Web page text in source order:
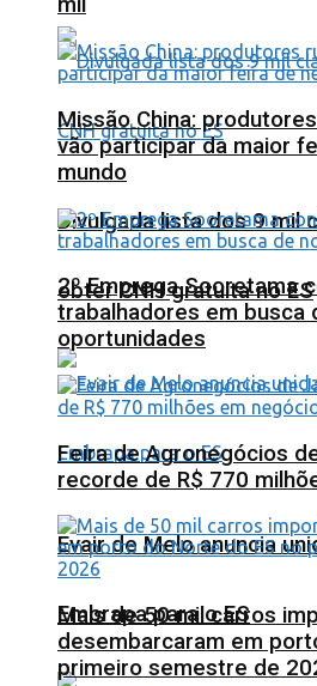
Divulgada lista dos 9 mil
obter CNH gratuita no ES
Evair de Melo anuncia
Embrapa para o ES
mil
Missão China:
vão participar da maior
mundo
2º Emprega Sooretama
trabalhadores em busca
oportunidades
Feira de Agronegócios
recorde de R$ 770
Mais de 50 mil carros
desembarcaram em
primeiro semestre de